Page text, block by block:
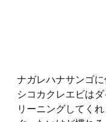
ナガレハナサンゴ
シコカクレエビは
リーニングしてく